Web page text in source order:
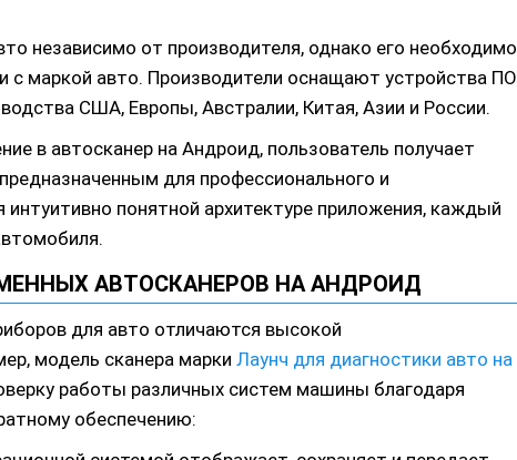
независимо от производителя, однако его необходимо
с маркой авто. Производители оснащают устройства ПО
США, Европы, Австралии, Китая, Азии и России.
в автосканер на Андроид, пользователь получает
для профессионального и
понятной архитектуре приложения, каждый
АВТОСКАНЕРОВ НА АНДРОИД
для авто отличаются высокой
модель сканера марки Лаунч для диагностики авто на
работы различных систем машины благодаря
обеспечению: